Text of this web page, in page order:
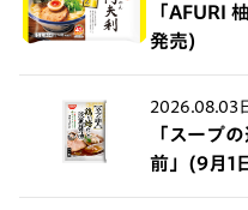
「AFURI
発売)
2026.08.03
「スープ
前」(9月1